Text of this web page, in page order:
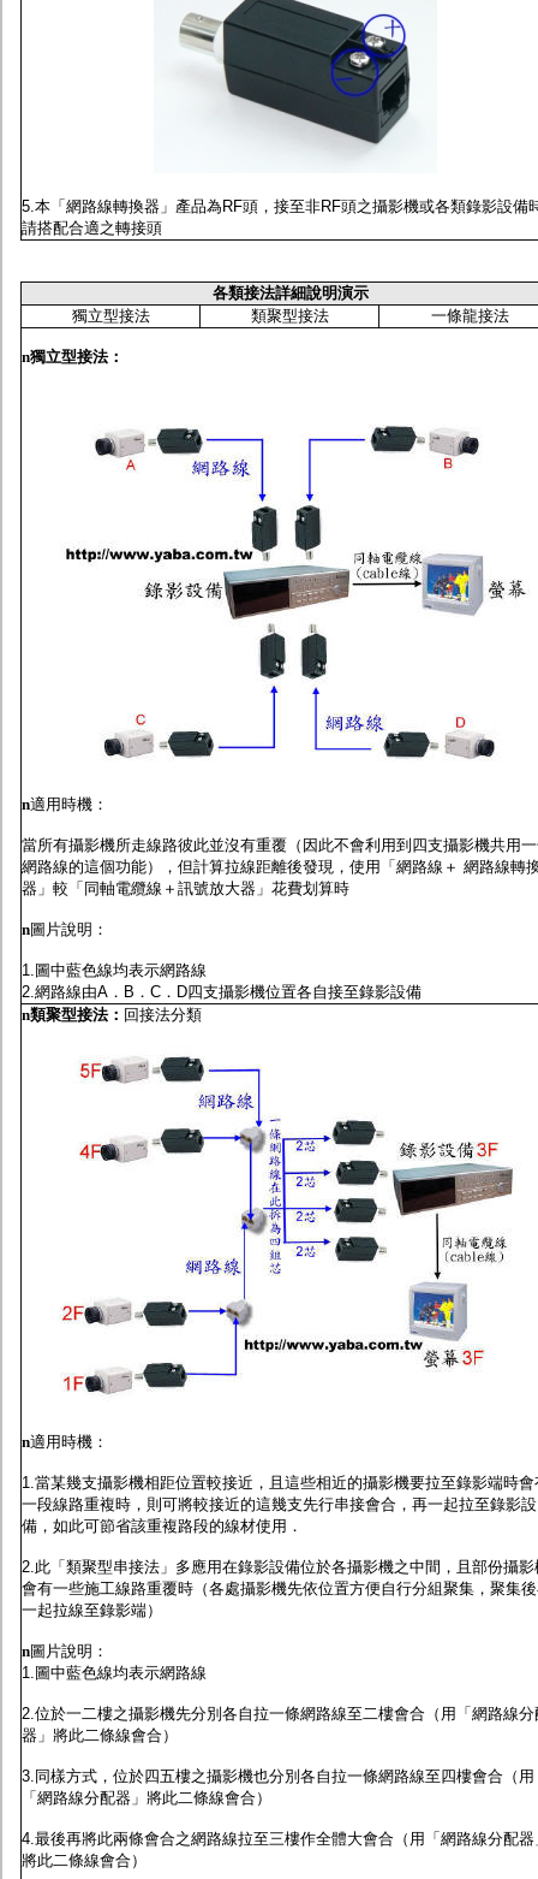
偽裝嚇阻假監視器. 警示防盜貼紙
行車紀錄器.車用插座配件
5.本「網路線轉換器」產品為RF頭，接至非RF頭之攝影機或各類錄影設備
請搭配合適之轉接頭
各類接法詳細說明演示
獨立型接法
類聚型接法 一條龍接法
n獨立型接法：
n適用時機：
當所有攝影機所走線路彼此並沒有重覆（因此不會利用到四支攝影機共用
網路線的這個功能），但計算拉線距離後發現，使用「網路線＋ 網路線轉
器」較「同軸電纜線＋訊號放大器」花費划算時
n圖片說明：
1.圖中藍色線均表示網路線
2.網路線由A．B．C．D四支攝影機位置各自接至錄影設備
n類聚型接法： 回接法分類
n適用時機：
1.當某幾支攝影機相距位置較接近，且這些相近的攝影機要拉至錄影端時會
一段線路重複時，則可將較接近的這幾支先行串接會合，再一起拉至錄影設
備，如此可節省該重複路段的線材使用．
2.此「類聚型串接法」多應用在錄影設備位於各攝影機之中間，且部份攝影
會有一些施工線路重覆時（各處攝影機先依位置方便自行分組聚集，聚集
一起拉線至錄影端）
n圖片說明：
1.圖中藍色線均表示網路線
2.位於一二樓之攝影機先分別各自拉一條網路線至二樓會合（用「網路線分
器」將此二條線會合）
3.同樣方式，位於四五樓之攝影機也分別各自拉一條網路線至四樓會合（用
「網路線分配器」將此二條線會合）
4.最後再將此兩條會合之網路線拉至三樓作全體大會合（用「網路線分配器
將此二條線會合）